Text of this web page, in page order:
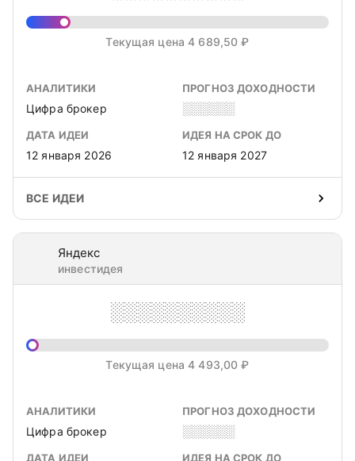
Текущая цена 4 689,50 ₽
АНАЛИТИКИ
Цифра брокер
ПРОГНОЗ ДОХОДНОСТИ
░░░░░░
ДАТА ИДЕИ
12 января 2026
ИДЕЯ НА СРОК ДО
12 января 2027
ВСЕ ИДЕИ
Яндекс
инвестидея
░░░░░░░░░░
Текущая цена 4 493,00 ₽
АНАЛИТИКИ
Цифра брокер
ПРОГНОЗ ДОХОДНОСТИ
░░░░░░
ДАТА ИДЕИ ИДЕЯ НА СРОК ДО